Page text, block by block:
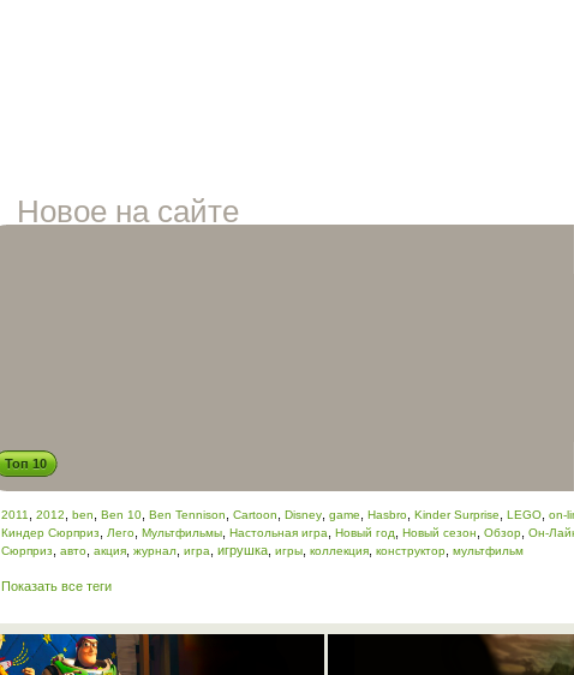
Новое на сайте
Топ 10
2011 2012 ben Ben 10 Ben Tennison Cartoon Disney game Hasbro Kinder Surprise LEGO on-
Киндер Сюрприз Лего Мультфильмы Настольная игра Новый год Новый сезон Обзор Он-
Сюрприз авто акция журнал игра игрушка игры коллекция конструктор мультфильм
Показать все теги